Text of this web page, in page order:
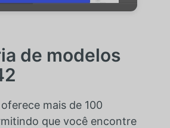
de modelos
mais de 100
que você encontre